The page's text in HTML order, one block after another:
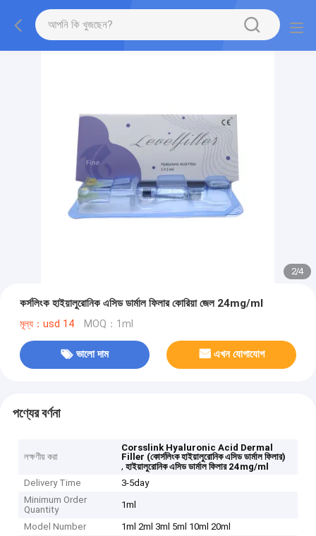
2/4
কর্সলিংক হাইয়ালুরোনিক এসিড ডার্মাল ফিলার কোরিয়া জেল 24mg/ml
মূল্য：usd 14 MOQ：1ml
ভালো দাম এখন যোগাযোগ
পণ্যের বর্ণনা
লক্ষণীয় করা
Corsslink Hyaluronic Acid Dermal
Filler (কোর্সলিংক হাইয়ালুরোনিক এসিড ডার্মাল ফিলার)
,হাইয়ালুরোনিক এসিড ডার্মাল ফিলার 24mg/ml
Delivery Time
3-5day
Minimum Order
Quantity
1ml
Model Number
1ml 2ml 3ml 5ml 10ml 20ml